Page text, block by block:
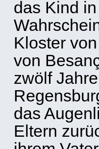
das Kind
Kloster
von
zwölf
das
Eltern